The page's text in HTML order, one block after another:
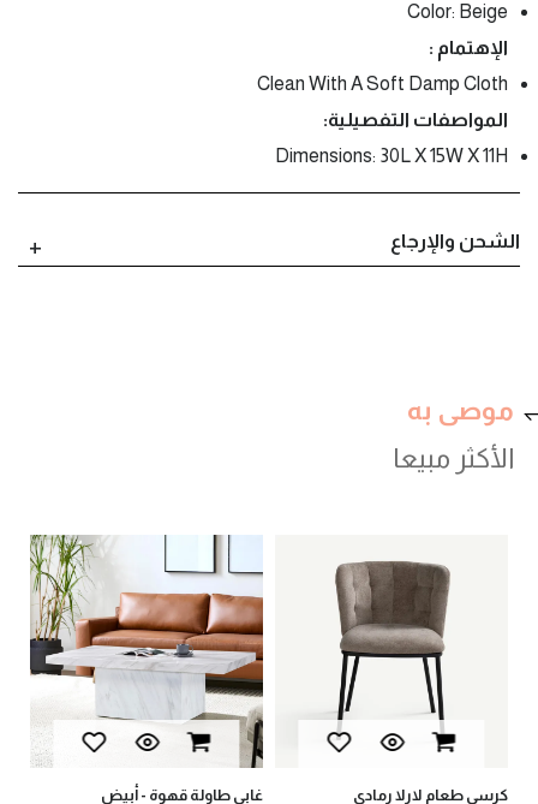
Color: Beige
الإهتمام :
Clean With A Soft Damp Cloth
المواصفات التفصيلية:
Dimensions: 30L X 15W X 11H
الشحن والإرجاع
موصى به
كرسي طعام لارلا رمادي غابي طاولة قهوة - أبيض
الأكثر مبيعا